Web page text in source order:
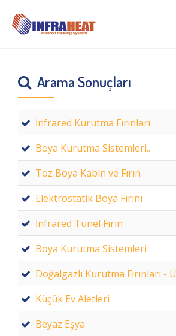
Arama Sonuçları
İnfrared Kurutma Fırınları
Boya Kurutma Sistemleri..
Toz Boya Kabin ve Fırın
Elektrostatik Boya Fırını
İnfrared Tünel Fırın
Boya Kurutma Sistemleri
Doğalgazlı Kurutma Fırınları -
Küçük Ev Aletleri
Beyaz Eşya